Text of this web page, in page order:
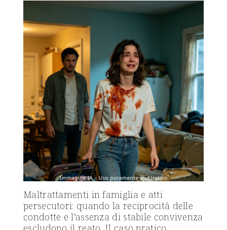
Maltrattamenti in famiglia e atti
persecutori: quando la reciprocità delle
condotte e l’assenza di stabile convivenza